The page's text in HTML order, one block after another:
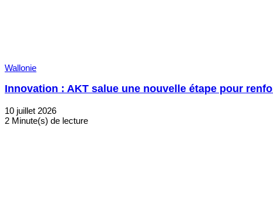
Wallonie
Innovation : AKT salue une nouvelle étape pour
10 juillet 2026
2 Minute(s) de lecture